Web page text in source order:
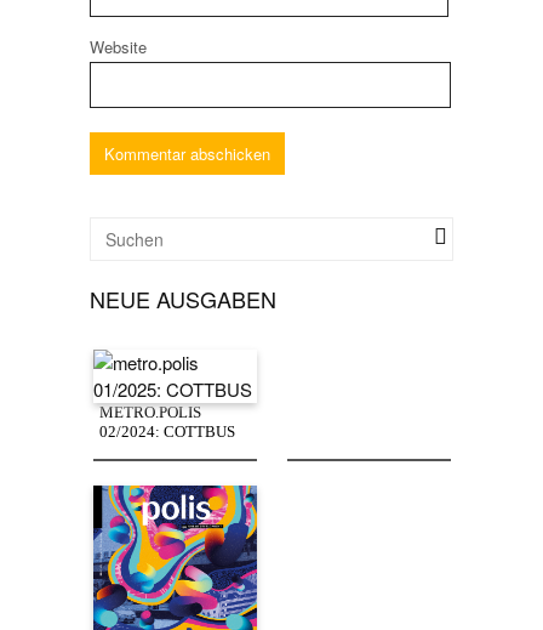
Website
NEUE AUSGABEN
METRO.POLIS
02/2024: COTTBUS